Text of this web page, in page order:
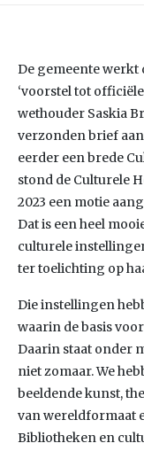
De gemeente werkt
‘voorstel tot
wethouder Saskia
verzonden brief aan
eerder een brede
stond de Culturele
2023 een motie
Dat is een heel
culturele
ter toelichting op
Die instellingen
waarin de basis
Daarin staat onder
niet zomaar. We
beeldende kunst,
van wereldformaat
Bibliotheken en